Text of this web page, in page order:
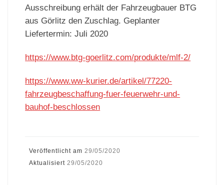
Ausschreibung erhält der Fahrzeugbauer BTG
aus Görlitz den Zuschlag. Geplanter
Liefertermin: Juli 2020
https://www.btg-goerlitz.com/produkte/mlf-2/
https://www.ww-kurier.de/artikel/77220-
fahrzeugbeschaffung-fuer-feuerwehr-und-
bauhof-beschlossen
Veröffentlicht am 29/05/2020
Aktualisiert 29/05/2020